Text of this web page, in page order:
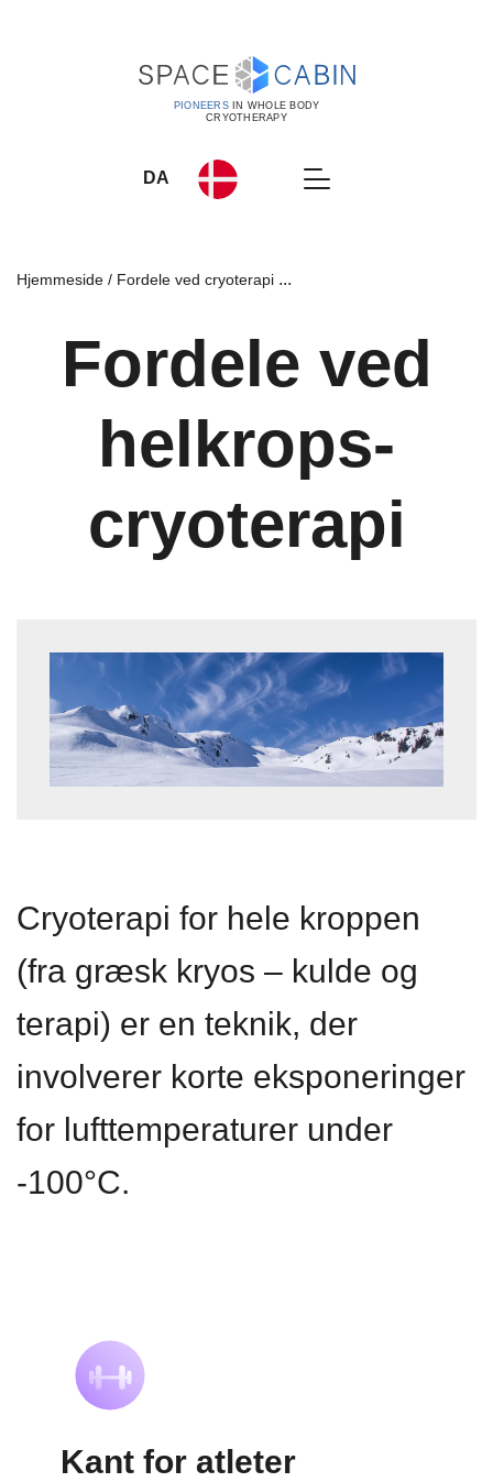
PIONEERSIN WHOLE BODY
CRYOTHERAPY
DA
Hjemmeside Fordele ved cryoterapi ...
Fordele ved
helkrops-
cryoterapi
Cryoterapi for hele kroppen
(fra græsk kryos – kulde og
terapi) er en teknik, der
involverer korte eksponeringer
for lufttemperaturer under
-100°C.
Kant for atleter